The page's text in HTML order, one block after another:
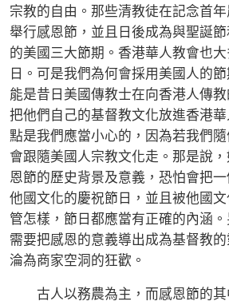
宗教的自由。那些清教徒在記念首
舉行感恩節，並且日後成為與聖誕
的美國三大節期。香港華人教會也
日。可是我們為何會採用美國人的節
能是昔日美國傳教士在向香港人傳
把他們自己的基督教文化放進香港
點是我們應當小心的，因為若我們
會跟隨美國人宗教文化走。那是說
恩節的歷史背景及意義，恐怕會把
他國文化的慶祝節日，並且被他國
管怎樣，節日都應當有正確的內涵
需要把感恩的意義導出成為基督教
淪為商家空洞的狂歡。
古人以務農為主，而感恩節的其